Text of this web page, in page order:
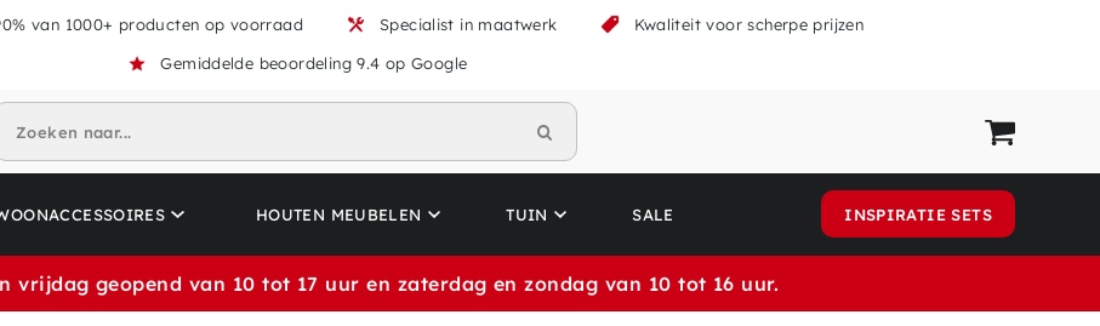
van 1000+ producten op voorraad Specialist in maatwerk
Kwaliteit voor scherpe prijzen
Gemiddelde beoordeling 9.4 op Google
Zoeken naar...
HOUTEN MEUBELEN TUIN SALE INSPIRATIE SETS
vrijdag geopend van 10 tot 17 uur en zaterdag en zondag van 10 tot 16 uur.